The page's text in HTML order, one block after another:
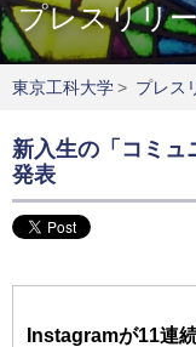
プレスリリ
東京工科大学> プレス
新入生の「コミュ
発表
Instagramが11連